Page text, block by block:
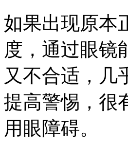
如果出现原本
度，通过眼镜
又不合适，几
提高警惕，很
用眼障碍。